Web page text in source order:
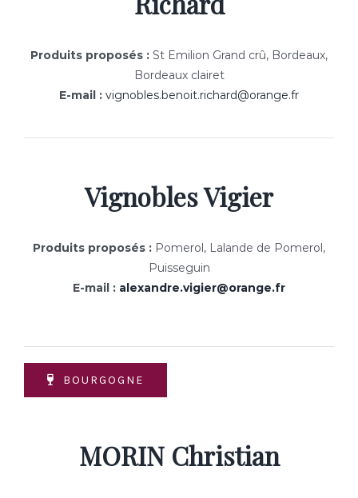
Produits proposés : St Emilion Grand crû, Bordeaux,
Bordeaux clairet
E-mail : vignobles.benoit.richard@orange.fr
Vignobles Vigier
Produits proposés : Pomerol, Lalande de Pomerol,
Puisseguin
E-mail : alexandre.vigier@orange.fr
BOURGOGNE
MORIN Christian